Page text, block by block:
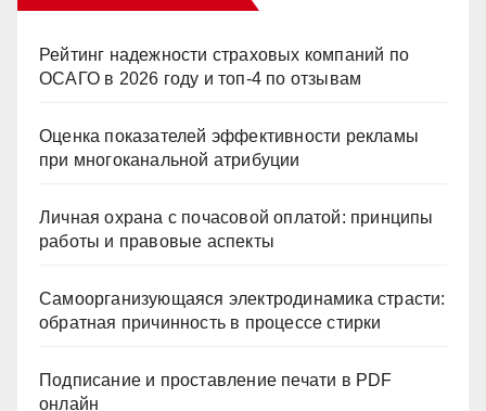
Рейтинг надежности страховых компаний по
ОСАГО в 2026 году и топ-4 по отзывам
Оценка показателей эффективности рекламы
при многоканальной атрибуции
Личная охрана с почасовой оплатой: принципы
работы и правовые аспекты
Самоорганизующаяся электродинамика страсти:
обратная причинность в процессе стирки
Подписание и проставление печати в PDF
онлайн